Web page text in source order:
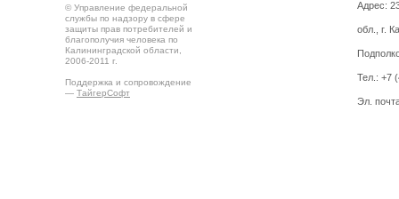
© Управление федеральной
службы по надзору в сфере
защиты прав потребителей и
благополучия человека по
Калининградской области,
2006-2011 г.
Поддержка и сопровождение
— ТайгерСофт
Адрес:
обл., г.
Тел.: +7
Эл.